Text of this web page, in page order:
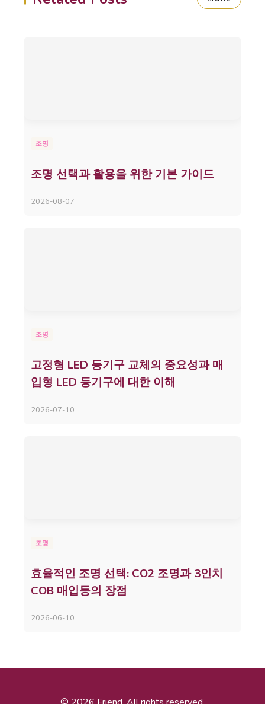
조명
조명 선택과 활용을 위한 기본 가이드
2026-08-07
조명
고정형 LED 등기구 교체의 중요성과 매
입형 LED 등기구에 대한 이해
2026-07-10
조명
효율적인 조명 선택: CO2 조명과 3인치
COB 매입등의 장점
2026-06-10